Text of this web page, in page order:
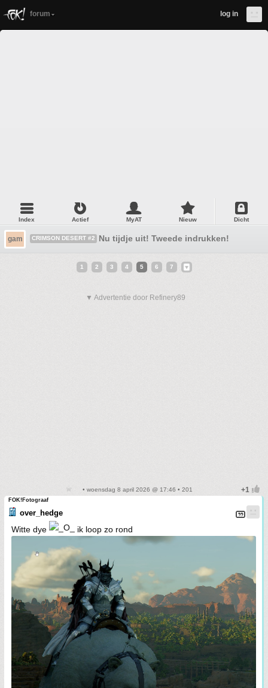
forum log in
Index Actief MyAT Nieuw Dicht
gam CRIMSON DESERT #2 Nu tijdje uit! Tweede indrukken!
1 2 3 4 5 6 7
▼ Advertentie door Refinery89
• woensdag 8 april 2026 @ 17:46 • 201
FOK!Fotograaf
over_hedge
Witte dye ik loop zo rond